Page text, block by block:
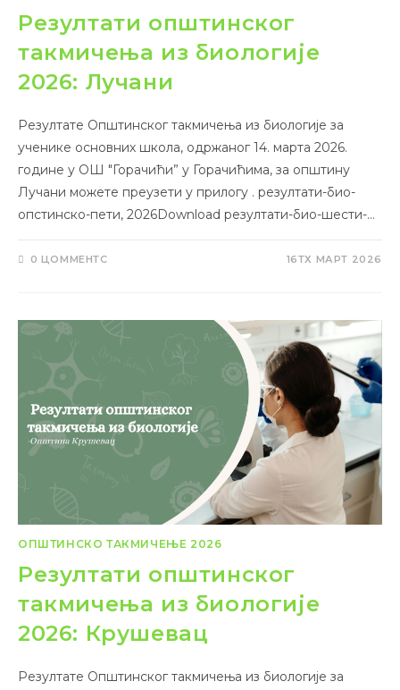
Резултати општинског
такмичења из биологије
2026: Лучани
Резултате Општинског такмичења из биологије за
ученике основних школа, одржаног 14. марта 2026.
године у ОШ "Горачићи” у Горачићима, за општину
Лучани можете преузети у прилогу . резултати-био-
опстинско-пети, 2026Download резултати-био-шести-…
0 ЦОММЕНТС 16ТХ МАРТ 2026
ОПШТИНСКО ТАКМИЧЕЊЕ 2026
Резултати општинског
такмичења из биологије
2026: Крушевац
Резултате Општинског такмичења из биологије за